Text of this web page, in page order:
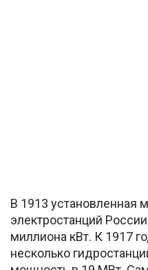
В 1913 установленная
электростанций
миллиона кВт. К 1917
несколько